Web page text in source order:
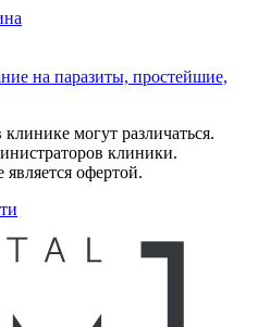
на паразиты, простейшие,
могут различаться.
клиники.
офертой.